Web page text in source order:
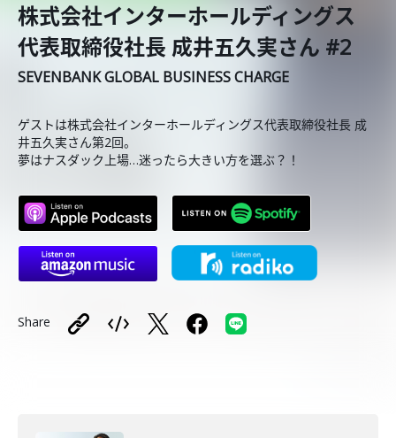
株式会社インターホールディングス
代表取締役社長 成井五久実さん #2
SEVENBANK GLOBAL BUSINESS CHARGE
ゲストは株式会社インターホールディングス代表取締役社長 成
井五久実さん第2回。
夢はナスダック上場…迷ったら大きい方を選ぶ？！
Share